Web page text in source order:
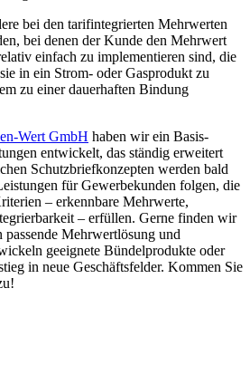
bei den tarifintegrierten Mehrwerten
bei denen der Kunde den Mehrwert
einfach zu implementieren sind, die
in ein Strom- oder Gasprodukt zu
zu einer dauerhaften Bindung
Wert GmbH haben wir ein Basis-
entwickelt, das ständig erweitert
Schutzbriefkonzepten werden bald
für Gewerbekunden folgen, die
– erkennbare Mehrwerte,
– erfüllen. Gerne finden wir
passende Mehrwertlösung und
geeignete Bündelprodukte oder
in neue Geschäftsfelder. Kommen Sie